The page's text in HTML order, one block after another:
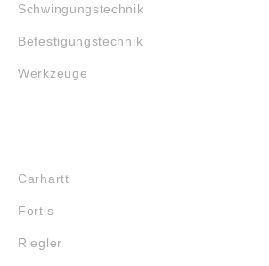
Schwingungstechnik
Befestigungstechnik
Werkzeuge
Carhartt
Fortis
Riegler